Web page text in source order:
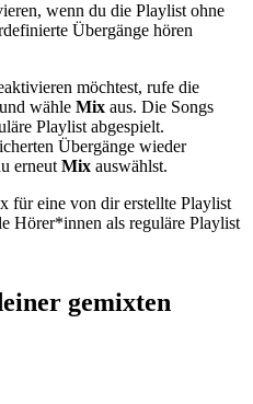
wenn du die Playlist ohne
Übergänge hören
möchtest, rufe die
wähle Mix aus. Die Songs
Playlist abgespielt.
Übergänge wieder
erneut Mix auswählst.
für eine von dir erstellte Playlist
Hörer*innen als reguläre Playlist
gemixten